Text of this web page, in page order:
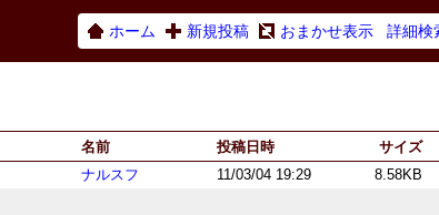
ホーム 新規投稿 おまかせ表示 詳細検
名前 投稿日時 サイズ
ナルスフ 11/03/04 19:29 8.58KB